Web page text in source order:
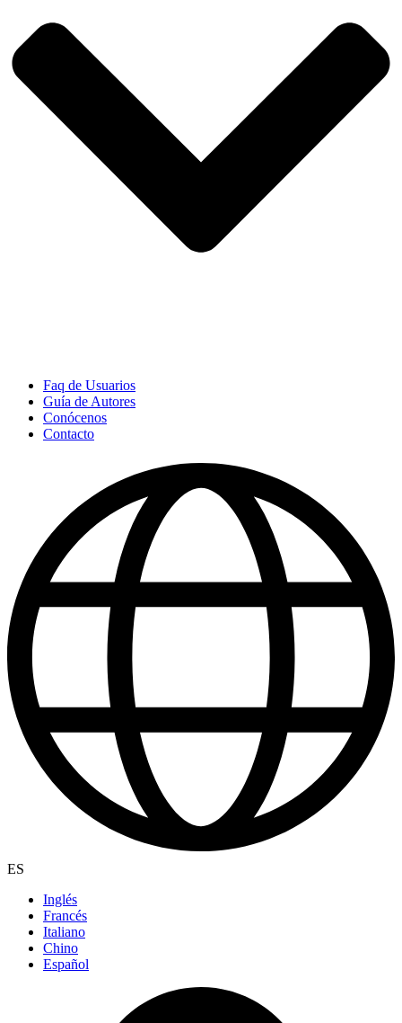
Faq de Usuarios
Guía de Autores
Conócenos
Contacto
ES
Inglés
Francés
Italiano
Chino
Español